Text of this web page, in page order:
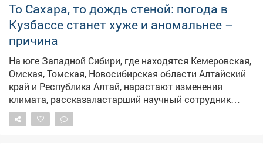
То Сахара, то дождь стеной: погода в
Кузбассе станет хуже и аномальнее –
причина
На юге Западной Сибири, где находятся Кемеровская,
Омская, Томская, Новосибирская области Алтайский
край и Республика Алтай, нарастают изменения
климата, рассказаластарший научный сотрудник
Института мониторинга климатических и
экологических систем СО РАН Наталья Чередько, её